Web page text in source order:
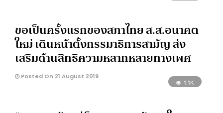
ขอเป็นครั้งแรกของสภาไทย ส.ส.อนาคต
ใหม่ เดินหน้าตั้งกรรมาธิการสามัญ ส่ง
เสริมด้าน​สิทธิความหลากหลายทางเพศ
Posted On 21 August 2019
1.1K